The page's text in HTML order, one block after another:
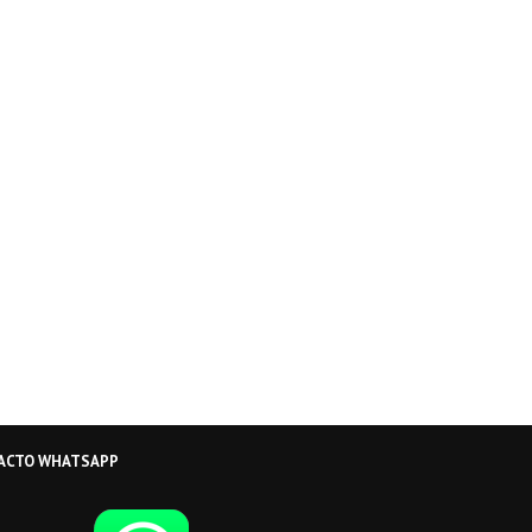
WHATSAPP